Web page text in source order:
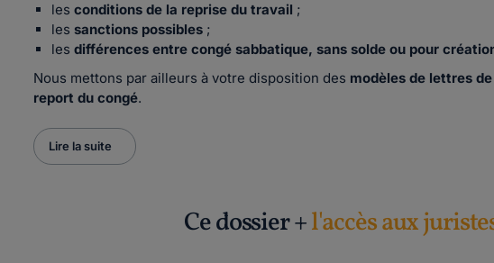
les conditions de la reprise du travail ;
les sanctions possibles ;
les différences entre congé sabbatique, sans solde ou pour
Nous mettons par ailleurs à votre disposition des modèles de lettres
report du congé.
Lire la suite
Ce dossier +l'accès aux